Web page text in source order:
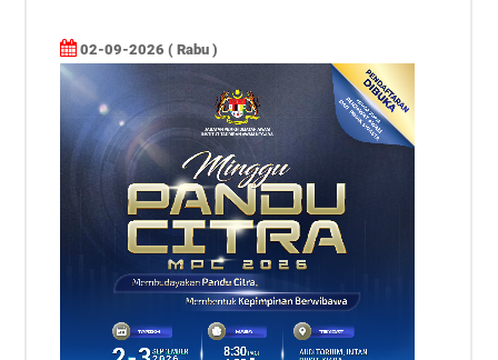
02-09-2026 ( Rabu )